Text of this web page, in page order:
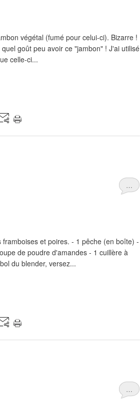
végétal (fumé pour celui-ci). Bizarre !
goût peu avoir ce "jambon" ! J'ai utilisé
celle-ci...
…
et poires. - 1 pêche (en boîte) -
de poudre d'amandes - 1 cuillère à
du blender, versez...
…